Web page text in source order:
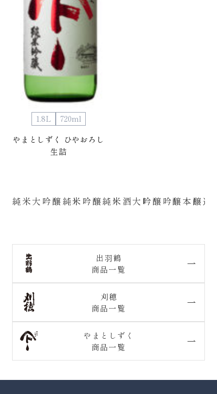
1.8L
720ml
やまとしずく ひやおろし
生詰
純米大吟醸純米吟醸純米酒大吟醸吟醸本醸造
出羽鶴
商品一覧
刈穂
商品一覧
やまとしずく
商品一覧